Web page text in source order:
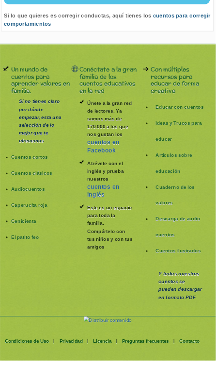
Si lo que quieres es corregir conductas, aquí tienes los cuentos para corregir
comportamientos
Un mundo de
cuentos para
aprender valores en
familia.
Si no tienes claro
por dónde
empezar, esta una
selección de lo
mejor que te
ofrecemos
Cuentos cortos
Cuentos clásicos
Audiocuentos
Caperucita roja
Cenicienta
El patito feo
Conéctate a la gran
familia de los
cuentos educativos
en la red
Únete a la gran red
de lectores. Ya
somos más de
170.000 a los que
nos gustan los
cuentos en
Facebook
Atrévete con el
inglés y prueba
nuestros
cuentos en
inglés
Este es un espacio
para toda la
familia.
Compártelo con
tus niños y con tus
amigos
Con múltiples
recursos para
educar de forma
creativa
Educar con cuentos
Ideas y Trucos para
educar
Artículos sobre
educación
Cuaderno de los
valores
Descarga de audio
cuentos
Cuentos ilustrados
Y todos nuestros
cuentos se
puedendescargar
en formato PDF
Condiciones de Uso | Privacidad | Licencia | Preguntas frecuentes | Contacto